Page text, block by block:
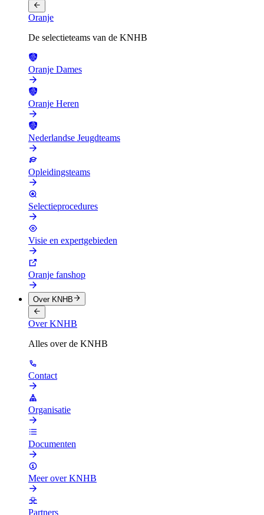
Oranje
De selectieteams van de KNHB
Oranje Dames
Oranje Heren
Nederlandse Jeugdteams
Opleidingsteams
Selectieprocedures
Visie en expertgebieden
Oranje fanshop
Over KNHB
Over KNHB
Alles over de KNHB
Contact
Organisatie
Documenten
Meer over KNHB
Partners